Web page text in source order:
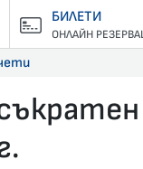
БИЛЕТИ
ОНЛАЙН